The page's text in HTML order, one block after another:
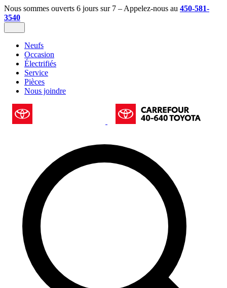
Nous sommes ouverts 6 jours sur 7 – Appelez-nous au 450-581-
3540
Neufs
Occasion
Électrifiés
Service
Pièces
Nous joindre